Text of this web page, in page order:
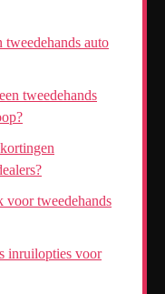
auto
tweedehands
voor tweedehands
inruilopties voor